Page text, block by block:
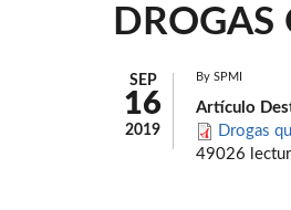
DROGAS
SEP
16
2019
By SPMI
Artículo
Drogas
49026